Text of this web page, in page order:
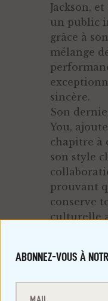
Jackson,
un public
grâce à
mélange
sincère.
Son
You,
chapitre à
son style
prouvant
conserve
culturelle
sur scène
Après le
ABONNEZ-VOUS À